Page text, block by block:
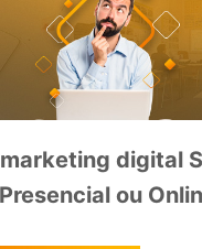
digital
ou